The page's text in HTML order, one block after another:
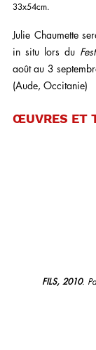
33x54cm.
Julie Chaumette
in situ lors du
août au 3
(Aude, Occitanie)
ŒUVRES ET
FILS, 2010.